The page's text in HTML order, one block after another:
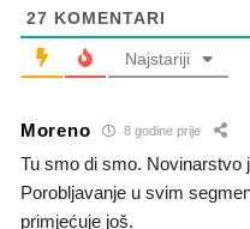
27 KOMENTARI
Najstariji
Moreno 8 godine prije
Tu smo di smo. Novinarstvo
Porobljavanje u svim
primjećuje još.